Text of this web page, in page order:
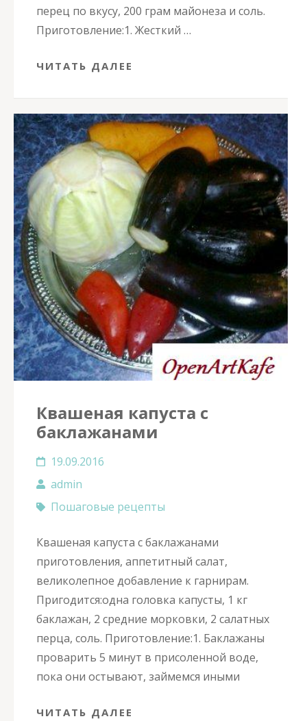
перец по вкусу, 200 грам майонеза и соль.
Приготовление:1. Жесткий …
ЧИТАТЬ ДАЛЕЕ
Квашеная капуста с
баклажанами
19.09.2016
admin
Пошаговые рецепты
Квашеная капуста с баклажанами
приготовления, аппетитный салат,
великолепное добавление к гарнирам.
Пригодится:одна головка капусты, 1 кг
баклажан, 2 средние морковки, 2 салатных
перца, соль. Приготовление:1. Баклажаны
проварить 5 минут в присоленной воде,
пока они остывают, займемся иными
ЧИТАТЬ ДАЛЕЕ